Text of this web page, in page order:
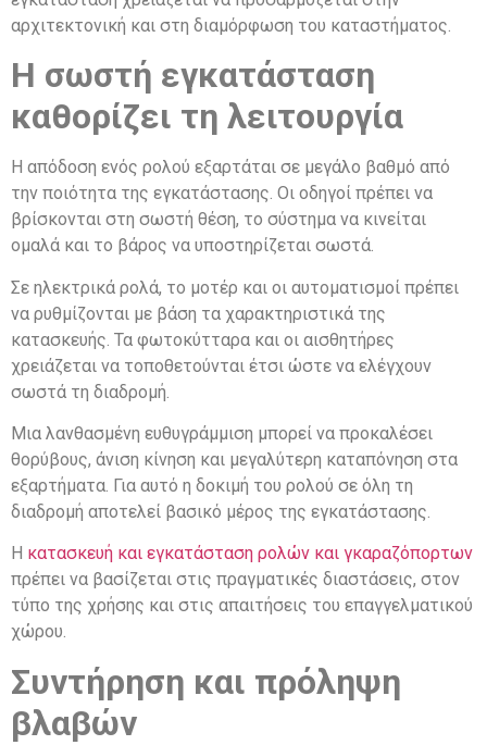
αρχιτεκτονική και στη διαμόρφωση του καταστήματος.
Η σωστή εγκατάσταση
καθορίζει τη λειτουργία
Η απόδοση ενός ρολού εξαρτάται σε μεγάλο βαθμό από
την ποιότητα της εγκατάστασης. Οι οδηγοί πρέπει να
βρίσκονται στη σωστή θέση, το σύστημα να κινείται
ομαλά και το βάρος να υποστηρίζεται σωστά.
Σε ηλεκτρικά ρολά, το μοτέρ και οι αυτοματισμοί πρέπει
να ρυθμίζονται με βάση τα χαρακτηριστικά της
κατασκευής. Τα φωτοκύτταρα και οι αισθητήρες
χρειάζεται να τοποθετούνται έτσι ώστε να ελέγχουν
σωστά τη διαδρομή.
Μια λανθασμένη ευθυγράμμιση μπορεί να προκαλέσει
θορύβους, άνιση κίνηση και μεγαλύτερη καταπόνηση στα
εξαρτήματα. Για αυτό η δοκιμή του ρολού σε όλη τη
διαδρομή αποτελεί βασικό μέρος της εγκατάστασης.
Η κατασκευή και εγκατάσταση ρολών και γκαραζόπορτων
πρέπει να βασίζεται στις πραγματικές διαστάσεις, στον
τύπο της χρήσης και στις απαιτήσεις του επαγγελματικού
χώρου.
Συντήρηση και πρόληψη
βλαβών